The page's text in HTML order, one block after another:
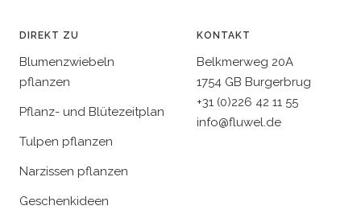
DIREKT ZU
Blumenzwiebeln
pflanzen
Pflanz- und Blütezeitplan
Tulpen pflanzen
Narzissen pflanzen
Geschenkideen
KONTAKT
Belkmerweg 20A
1754 GB Burgerbrug
+31 (0)226 42 11 55
info@fluwel.de